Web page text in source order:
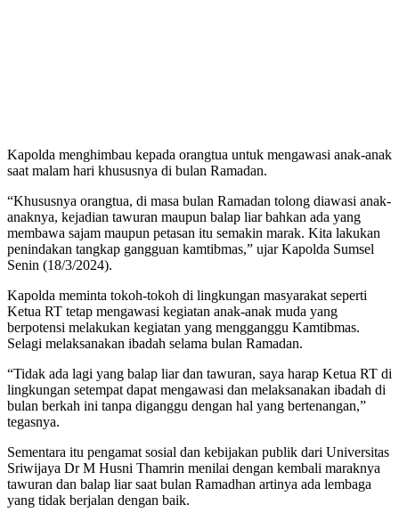
Kapolda menghimbau kepada orangtua untuk mengawasi anak-anak
saat malam hari khususnya di bulan Ramadan.
“Khususnya orangtua, di masa bulan Ramadan tolong diawasi anak-
anaknya, kejadian tawuran maupun balap liar bahkan ada yang
membawa sajam maupun petasan itu semakin marak. Kita lakukan
penindakan tangkap gangguan kamtibmas,” ujar Kapolda Sumsel
Senin (18/3/2024).
Kapolda meminta tokoh-tokoh di lingkungan masyarakat seperti
Ketua RT tetap mengawasi kegiatan anak-anak muda yang
berpotensi melakukan kegiatan yang mengganggu Kamtibmas.
Selagi melaksanakan ibadah selama bulan Ramadan.
“Tidak ada lagi yang balap liar dan tawuran, saya harap Ketua RT di
lingkungan setempat dapat mengawasi dan melaksanakan ibadah di
bulan berkah ini tanpa diganggu dengan hal yang bertenangan,”
tegasnya.
Sementara itu pengamat sosial dan kebijakan publik dari Universitas
Sriwijaya Dr M Husni Thamrin menilai dengan kembali maraknya
tawuran dan balap liar saat bulan Ramadhan artinya ada lembaga
yang tidak berjalan dengan baik.